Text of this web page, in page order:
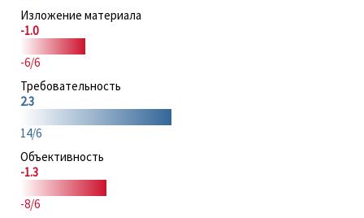
Изложение материала
-1.0
-6/6
Требовательность
2.3
14/6
Объективность
-1.3
-8/6